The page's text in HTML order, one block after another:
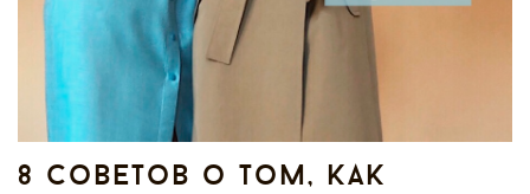
8 советов о том, как